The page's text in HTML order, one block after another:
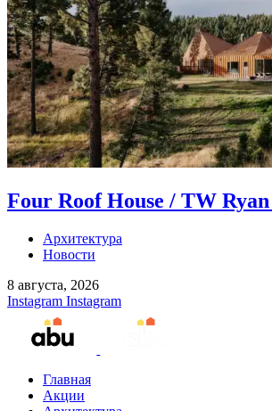
Four Roof House / TW
Архитектура
Новости
8 августа, 2026
Instagram Instagram
Главная
Акции